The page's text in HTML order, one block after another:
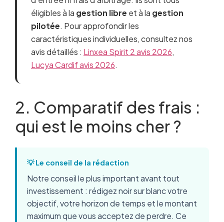
éligibles à la gestion libre et à la gestion
pilotée. Pour approfondir les
caractéristiques individuelles, consultez nos
avis détaillés : Linxea Spirit 2 avis 2026,
Lucya Cardif avis 2026.
2. Comparatif des frais :
qui est le moins cher ?
💡 Le conseil de la rédaction
Notre conseil le plus important avant tout
investissement : rédigez noir sur blanc votre
objectif, votre horizon de temps et le montant
maximum que vous acceptez de perdre. Ce